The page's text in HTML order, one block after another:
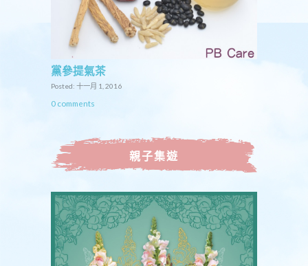
黨參提氣茶
Posted: 十一月 1, 2016
0 comments
親子集遊